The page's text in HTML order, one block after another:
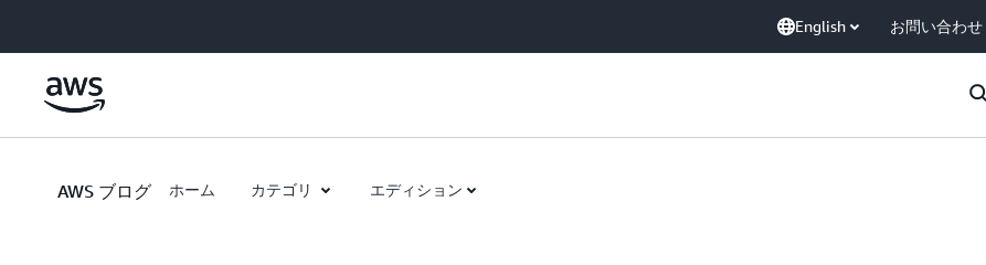
English お問い合わせ
AWS ブログ ホーム カテゴリ エディション